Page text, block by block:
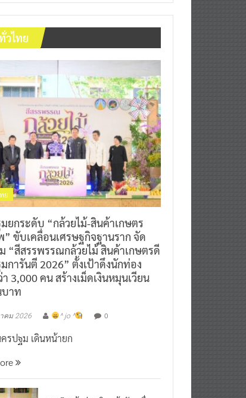
วไทย
ย
มยกระดับ “กล้วยไม้-สินค้าเกษตร
ขับเคลื่อนเศรษฐกิจฐานราก จัด
“สีสรรพรรณกล้วยไม้ สินค้าเกษตรดี
การันตี 2026” ตั้งเป้าดึงนักท่อง
3,000 คน สร้างเม็ดเงินหมุนเวียน
บาท
167 ปี “เจ้าท่า”เดินหน้าขับเคลื่อน